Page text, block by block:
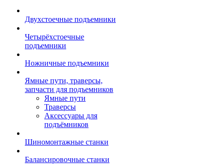
Двухстоечные подъемники
Четырёхстоечные
подъемники
Ножничные подъемники
Ямные пути, траверсы,
запчасти для подъемников
Ямные пути
Траверсы
Аксессуары для
подъёмников
Шиномонтажные станки
Балансировочные станки